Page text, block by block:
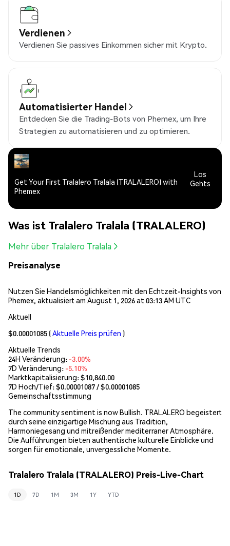
Verdienen
Verdienen Sie passives Einkommen sicher mit Krypto.
Automatisierter Handel
Entdecken Sie die Trading-Bots von Phemex, um Ihre
Strategien zu automatisieren und zu optimieren.
Get Your First Tralalero Tralala (TRALALERO) with
Phemex
Los
Gehts
Was ist Tralalero Tralala (TRALALERO)
Mehr über Tralalero Tralala
Preisanalyse
Nutzen Sie Handelsmöglichkeiten mit den Echtzeit-Insights von
Phemex, aktualisiert am August 1, 2026 at 03:13 AM UTC
Aktuell
$0.00001085 (Aktuelle Preis prüfen )
Aktuelle Trends
24H Veränderung: -3.00%
7D Veränderung: -5.10%
Marktkapitalisierung:$10,840.00
7D Hoch/Tief: $0.00001087/ $0.00001085
Gemeinschaftsstimmung
The community sentiment is now Bullish. TRALALERO begeistert
durch seine einzigartige Mischung aus Tradition,
Harmoniegesang und mitreißender mediterraner Atmosphäre.
Die Aufführungen bieten authentische kulturelle Einblicke und
sorgen für emotionale, unvergessliche Momente.
Tralalero Tralala (TRALALERO) Preis-Live-Chart
1D 7D 1M 3M 1Y YTD